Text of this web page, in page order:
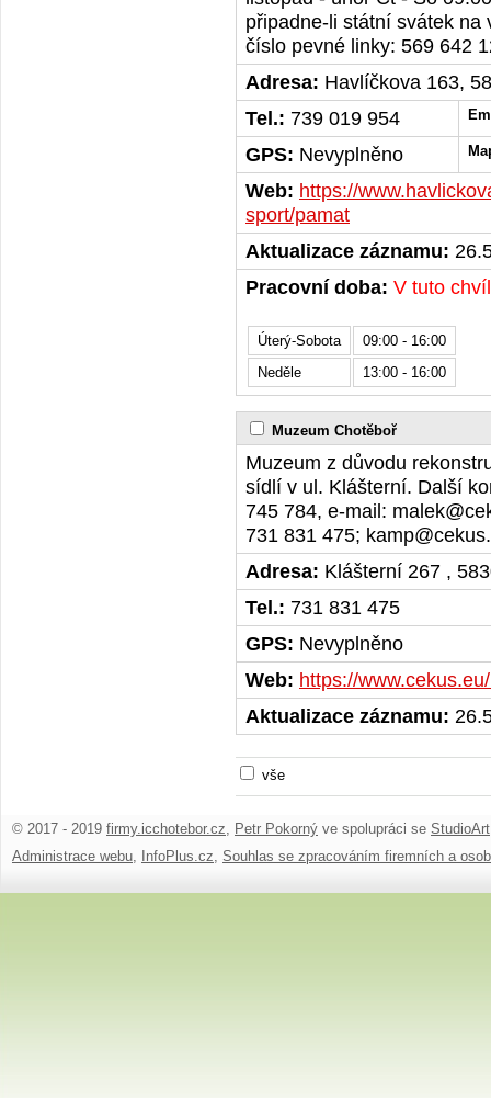
připadne-li státní svátek na
číslo pevné linky: 569 642
Adresa: Havlíčkova 163,
Tel.: 739 019 954
GPS: Nevyplněno
Web: https://
sport/pamat
Aktualizace záznamu:
Pracovní doba: V tuto
Úterý-Sobota
09:00 - 16:00
Neděle
13:00 - 16:00
Muzeum Chotěboř
Muzeum z důvodu
sídlí v ul. Klášterní. Další
745 784, e-mail:
731 831 475;
Adresa: Klášterní 267 ,
Tel.: 731 831 475
GPS: Nevyplněno
Web: https://
Aktualizace záznamu:
vše
© 2017 - 2019 firmy.icchotebor.cz, Petr Pokorný ve spolupráci se StudioArt
Administrace webu, InfoPlus.cz, Souhlas se zpracováním firemních a